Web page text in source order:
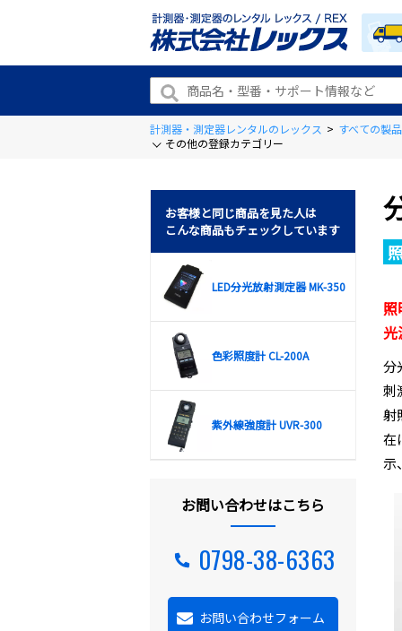
計測器・測定器レンタルのレックス > すべての製品
その他の登録カテゴリー
光
分
刺
射
在
示
お客様と同じ商品を見た人は
こんな商品もチェックしています
LED分光放射測定器 MK-350
色彩照度計 CL-200A
紫外線強度計 UVR-300
お問い合わせはこちら
0798-38-6363
お問い合わせフォーム